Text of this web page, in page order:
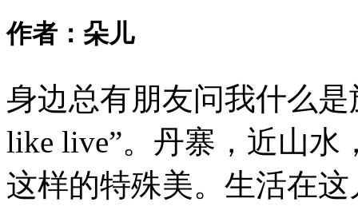
作者：朵儿
身边总有朋友问我什么
like live”。丹寨，近山水
这样的特殊美。生活在